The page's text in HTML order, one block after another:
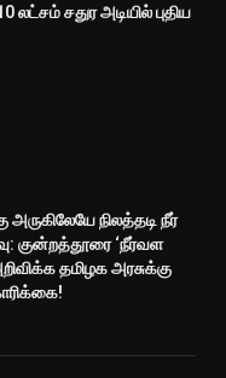
லட்சம் சதுர அடியில் புதிய
அருகிலேயே நிலத்தடி நீர்
குன்றத்தூரை ‘நீர்வள
தமிழக அரசுக்கு